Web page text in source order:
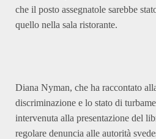
che il posto assegnatole sarebbe
quello nella sala ristorante.
Diana Nyman, che ha raccontato
discriminazione e lo stato di
intervenuta alla presentazione del
regolare denuncia alle autorità